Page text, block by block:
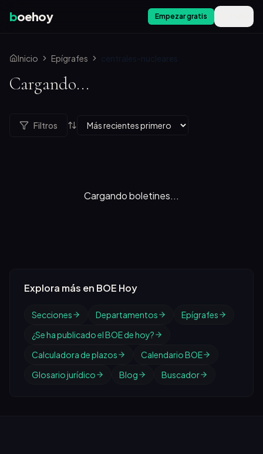
boehoy Empezar gratis
Inicio Epígrafes centrales-nucleares
Cargando...
Filtros
Cargando boletines...
Explora más en BOE Hoy
Secciones Departamentos
Epígrafes
¿Se ha publicado el BOE de hoy?
Calculadora de plazos
Calendario BOE
Glosario jurídico
Blog Buscador